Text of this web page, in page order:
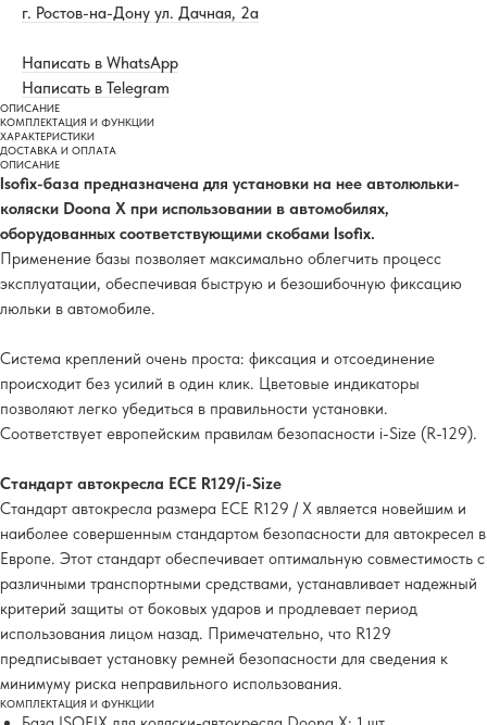
г. Ростов-на-Дону ул. Дачная, 2а
Написать в WhatsApp
Написать в Telegram
ОПИСАНИЕ
КОМПЛЕКТАЦИЯ И ФУНКЦИИ
ХАРАКТЕРИСТИКИ
ДОСТАВКА И ОПЛАТА
ОПИСАНИЕ
Isofix-база предназначена для установки на нее автолюльки-
коляски Doona X при использовании в автомобилях,
оборудованных соответствующими скобами Isofix.
Применение базы позволяет максимально облегчить процесс
эксплуатации, обеспечивая быструю и безошибочную фиксацию
люльки в автомобиле.
Система креплений очень проста: фиксация и отсоединение
происходит без усилий в один клик. Цветовые индикаторы
позволяют легко убедиться в правильности установки.
Cоответствует европейским правилам безопасности i-Size (R-129).
Стандарт автокресла ECE R129/i-Size
Стандарт автокресла размера ECE R129 / X является новейшим и
наиболее совершенным стандартом безопасности для автокресел в
Европе. Этот стандарт обеспечивает оптимальную совместимость с
различными транспортными средствами, устанавливает надежный
критерий защиты от боковых ударов и продлевает период
использования лицом назад. Примечательно, что R129
предписывает установку ремней безопасности для сведения к
минимуму риска неправильного использования.
КОМПЛЕКТАЦИЯ И ФУНКЦИИ